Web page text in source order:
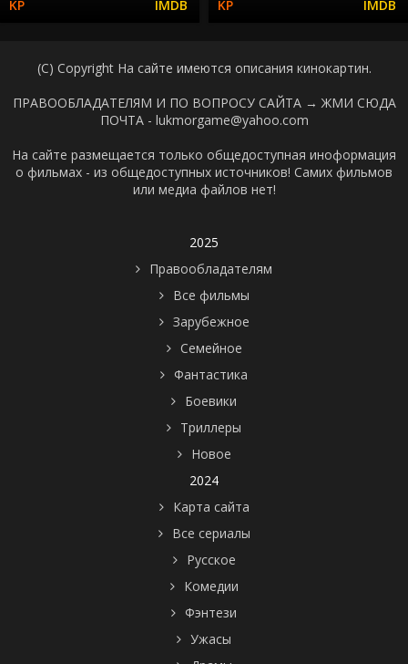
(C) Copyright На сайте имеются описания кинокартин.
ПРАВООБЛАДАТЕЛЯМ И ПО ВОПРОСУ САЙТА → ЖМИ СЮДА
ПОЧТА - lukmorgame@yahoo.com
На сайте размещается только общедоступная иноформация
о фильмах - из общедоступных источников! Самих фильмов
или медиа файлов нет!
2025
Правообладателям
Все фильмы
Зарубежное
Семейное
Фантастика
Боевики
Триллеры
Новое
2024
Карта сайта
Все сериалы
Русское
Комедии
Фэнтези
Ужасы